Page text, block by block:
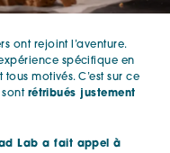
ont rejoint l’aventure.
spécifique en
motivés. C’est sur ce
sont rétribués justement
Lab a fait appel à